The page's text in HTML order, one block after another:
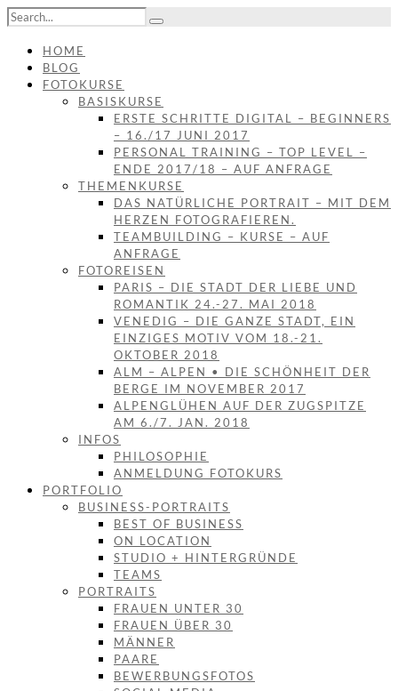
HOME
BLOG
FOTOKURSE
BASISKURSE
ERSTE SCHRITTE DIGITAL – BEGINNERS
– 16./17 JUNI 2017
PERSONAL TRAINING – TOP LEVEL –
ENDE 2017/18 – AUF ANFRAGE
THEMENKURSE
DAS NATÜRLICHE PORTRAIT – MIT DEM
HERZEN FOTOGRAFIEREN.
TEAMBUILDING – KURSE – AUF
ANFRAGE
FOTOREISEN
PARIS – DIE STADT DER LIEBE UND
ROMANTIK 24.-27. MAI 2018
VENEDIG – DIE GANZE STADT, EIN
EINZIGES MOTIV VOM 18.-21.
OKTOBER 2018
ALM – ALPEN • DIE SCHÖNHEIT DER
BERGE IM NOVEMBER 2017
ALPENGLÜHEN AUF DER ZUGSPITZE
AM 6./7. JAN. 2018
INFOS
PHILOSOPHIE
ANMELDUNG FOTOKURS
PORTFOLIO
BUSINESS-PORTRAITS
BEST OF BUSINESS
ON LOCATION
STUDIO + HINTERGRÜNDE
TEAMS
PORTRAITS
FRAUEN UNTER 30
FRAUEN ÜBER 30
MÄNNER
PAARE
BEWERBUNGSFOTOS